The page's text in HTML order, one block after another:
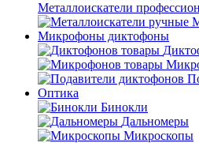
Металлоискатели
Микрофоны диктофоны
Оптика
Бинокли
Дальномеры
Микроскопы